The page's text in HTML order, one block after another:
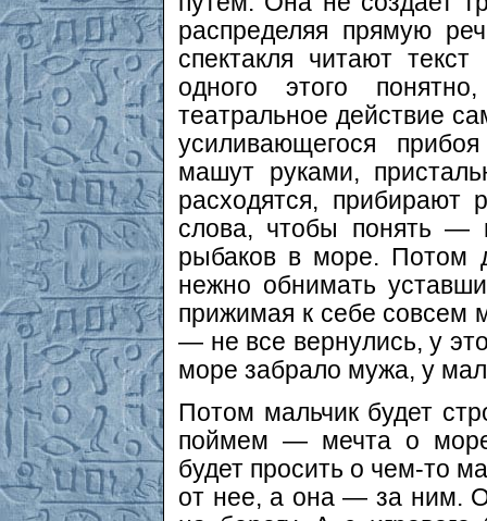
распределяя прямую
спектакля читают
одного этого
театральное действие
усиливающегося
машут руками,
расходятся,
слова, чтобы понять —
рыбаков в море. Потом
нежно обнимать
прижимая к себе совсем
— не все вернулись, у
море забрало мужа, у
Потом мальчик будет
поймем — мечта о
будет просить о чем-то
от нее, а она — за ним.